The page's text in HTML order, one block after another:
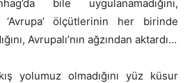
bile uygulanamadığını,
‘Avrupa’ ölçütlerinin her birinde
Avrupalı’nın ağzından aktardı…
yolumuz olmadığını yüz küsur